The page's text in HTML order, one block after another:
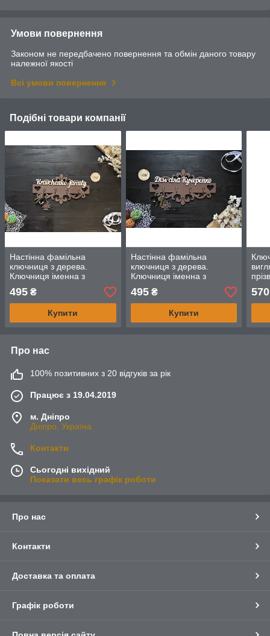
Умови повернення
Законом не передбачено повернення та обмін даного товару
належної якості
Всі умови повернення
Подібні товари компанії
Настінна фамільна
ключниця з дерева.
Ключниця іменна з
візерунками і вензелями.
Вішалка для ключів
495 ₴
Купити
Настінна фамільна
ключниця з дерева.
Ключниця іменна з
візерунками і вензелями.
Вішалка для ключів.
Будинок
495₴
Купити
570
Про нас
100% позитивних з 20 відгуків за рік
Працює з 19.04.2019
м. Дніпро
Дніпро, Україна
Контакти
Сьогодні вихідний
Показати весь графік роботи
Про нас
Контакти
Доставка та оплата
Графік роботи